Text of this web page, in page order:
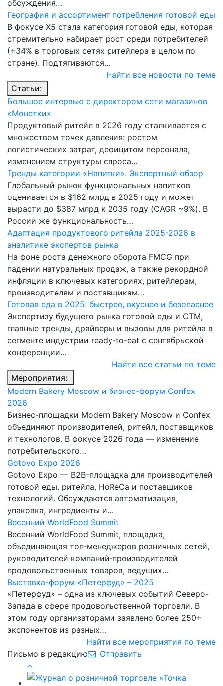
обсуждения…
География и ассортимент потребления готовой еды
В фокусе X5 стала категория готовой еды, которая
стремительно набирает рост среди потребителей
(+34% в торговых сетях ритейлера в целом по
стране). Подтягиваются…
Найти все новости по теме
Статьи:
Большое интервью с директором сети магазинов
«Монетки»
Продуктовый ритейл в 2026 году сталкивается с
множеством точек давления: ростом
логистических затрат, дефицитом персонала,
изменением структуры спроса…
Тренды категории «Напитки». Экспертный обзор
Глобальный рынок функциональных напитков
оценивается в $162 млрд в 2025 году и может
вырасти до $387 млрд к 2035 году (CAGR ~9%). В
России же функциональность…
Адаптация продуктового ритейла 2025-2026 в
аналитике экспертов рынка
На фоне роста денежного оборота FMCG при
падении натуральных продаж, а также рекордной
инфляции в ключевых категориях, ритейлерам,
производителям и поставщикам…
Готовая еда в 2025: быстрее, вкуснее и безопаснее
Экспертизу будущего рынка готовой еды и СТМ,
главные тренды, драйверы и вызовы для ритейла в
сегменте индустрии ready-to-eat с сентябрьской
конференции…
Найти все статьи по теме
Мероприятия:
Modern Bakery Moscow и бизнес-форум Confex
2026
Бизнес-площадки Modern Bakery Moscow и Confex
объединяют производителей, ритейл, поставщиков
и технологов. В фокусе 2026 года — изменение
потребительского…
Gotovo Expo 2026
Gotovo Expo — B2B-площадка для производителей
готовой еды, ритейла, HoReCa и поставщиков
технологий. Обсуждаются автоматизация,
упаковка, ингредиенты и…
Весенний WorldFood Summit
Весенний WorldFood Summit, площадка,
объединяющая топ‑менеджеров розничных сетей,
руководителей компаний‑производителей
продовольственных товаров, ведущих…
Выставка-форум «Петерфуд» – 2025
«Петерфуд» – одна из ключевых событий Северо-
Запада в сфере продовольственной торговли. В
этом году организаторами заявлено более 250+
экспонентов из разных…
Найти все мероприятия по теме
Письмо в редакцию
Отправить